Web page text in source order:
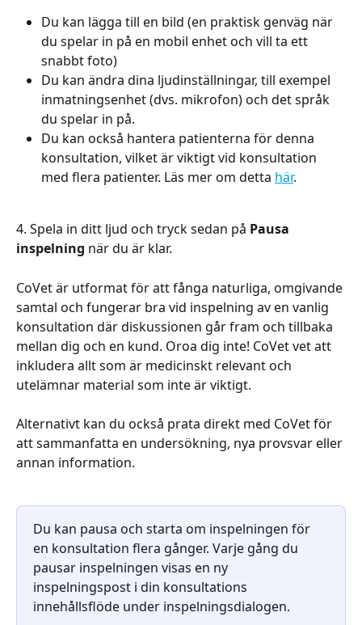
Du kan lägga till en bild (en praktisk genväg när
du spelar in på en mobil enhet och vill ta ett
snabbt foto)
Du kan ändra dina ljudinställningar, till exempel
inmatningsenhet (dvs. mikrofon) och det språk
du spelar in på.
Du kan också hantera patienterna för denna
konsultation, vilket är viktigt vid konsultation
med flera patienter. Läs mer om detta här.
4. Spela in ditt ljud och tryck sedan på Pausa
inspelning när du är klar.
CoVet är utformat för att fånga naturliga, omgivande
samtal och fungerar bra vid inspelning av en vanlig
konsultation där diskussionen går fram och tillbaka
mellan dig och en kund. Oroa dig inte! CoVet vet att
inkludera allt som är medicinskt relevant och
utelämnar material som inte är viktigt.
Alternativt kan du också prata direkt med CoVet för
att sammanfatta en undersökning, nya provsvar eller
annan information.
Du kan pausa och starta om inspelningen för
en konsultation flera gånger. Varje gång du
pausar inspelningen visas en ny
inspelningspost i din konsultations
innehållsflöde under inspelningsdialogen.